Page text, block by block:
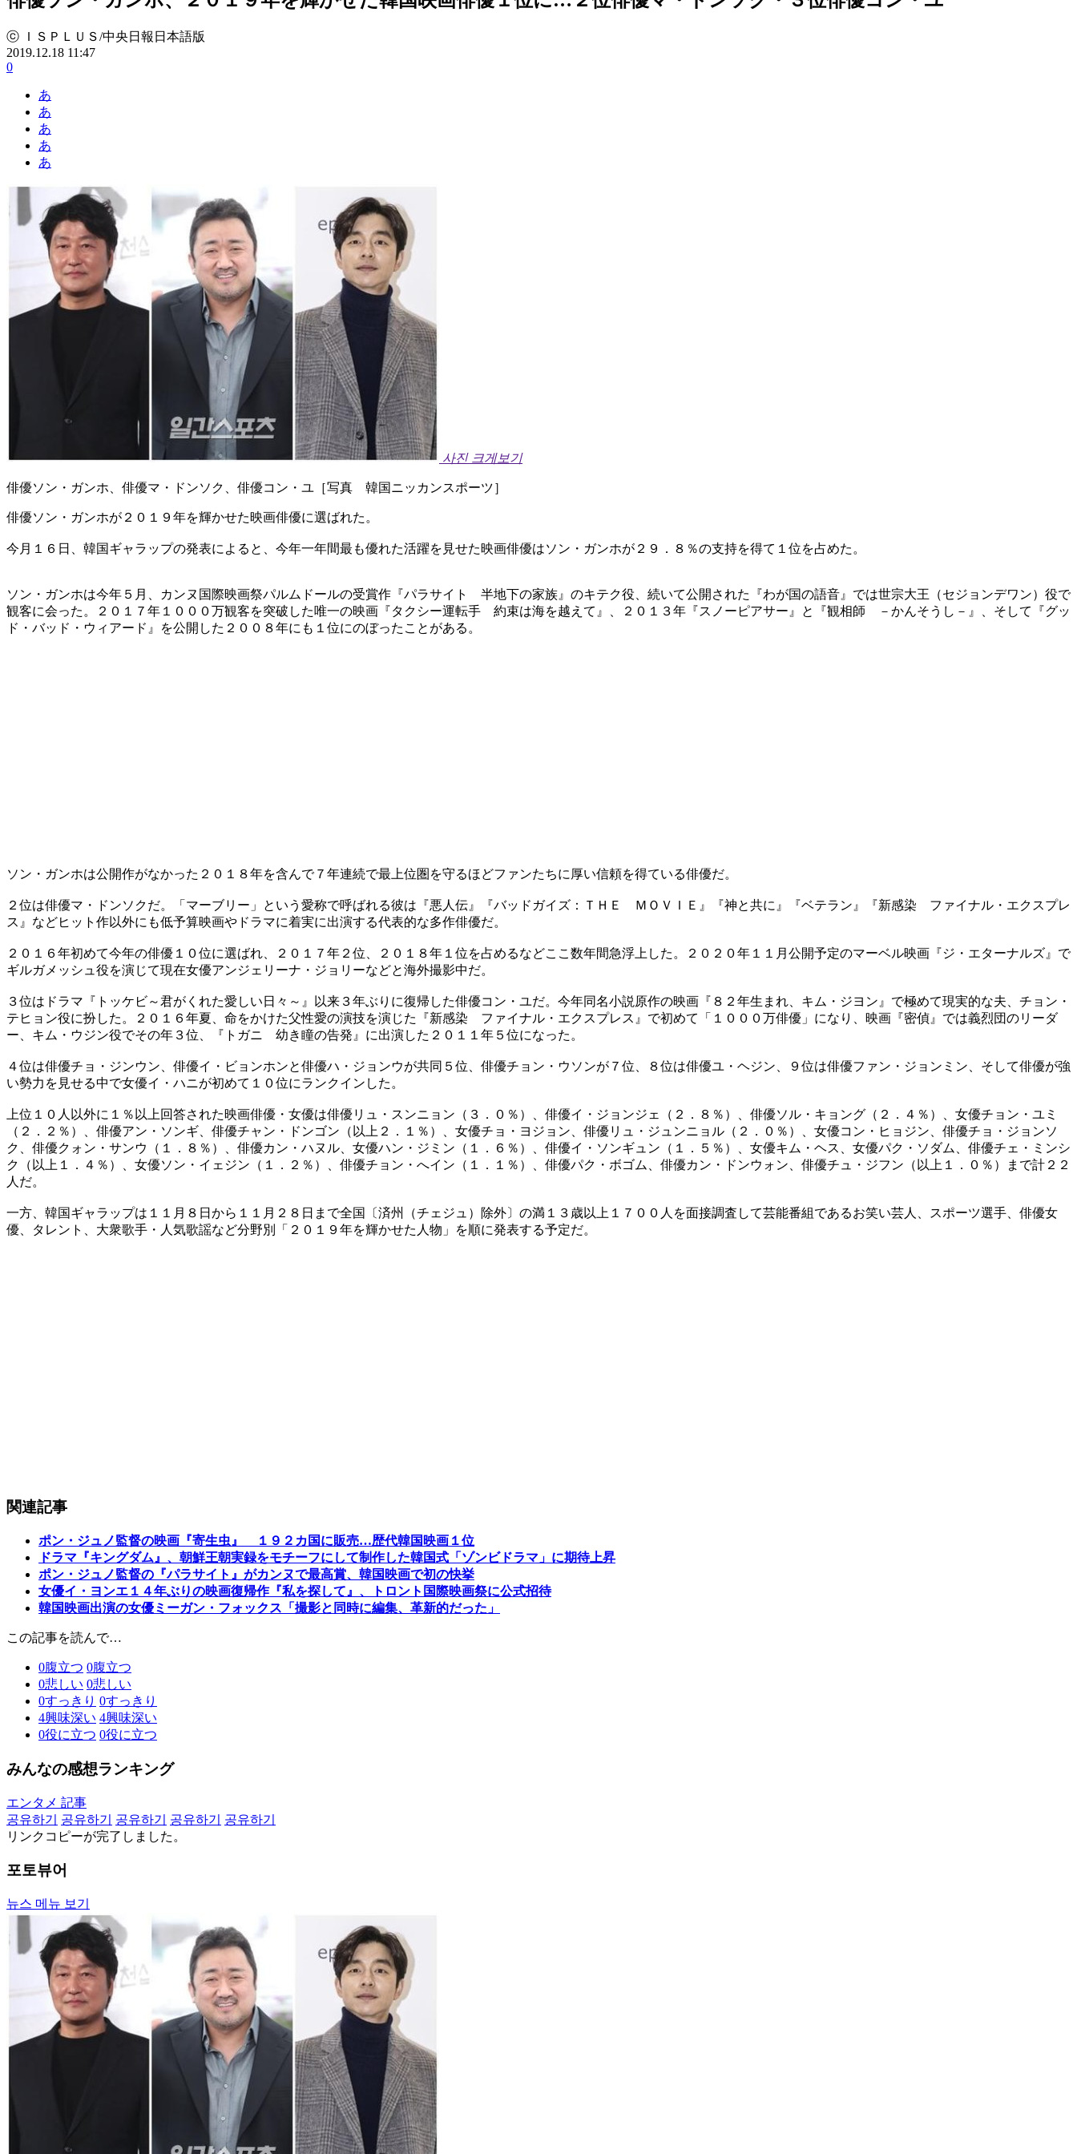
ⓒ ＩＳＰＬＵＳ/中央日報日本語版
2019.12.18 11:47
0
あ
あ
あ
あ
あ
사진 크게보기
俳優ソン・ガンホ、俳優マ・ドンソク、俳優コン・ユ［写真 韓国ニッカンスポーツ］
俳優ソン・ガンホが２０１９年を輝かせた映画俳優に選ばれた。
今月１６日、韓国ギャラップの発表によると、今年一年間最も優れた活躍を見せた映画俳優はソン・ガンホが２９．８％の支持を得て１位を占めた。
ソン・ガンホは今年５月、カンヌ国際映画祭パルムドールの受賞作『パラサイト 半地下の家族』のキテク役、続いて公開された『わが国の語音』では世宗大王（セジョンデワン）役で
観客に会った。２０１７年１０００万観客を突破した唯一の映画『タクシー運転手 約束は海を越えて』、２０１３年『スノーピアサー』と『観相師 －かんそうし－』、そして『グッ
ド・バッド・ウィアード』を公開した２００８年にも１位にのぼったことがある。
ソン・ガンホは公開作がなかった２０１８年を含んで７年連続で最上位圏を守るほどファンたちに厚い信頼を得ている俳優だ。
２位は俳優マ・ドンソクだ。「マーブリー」という愛称で呼ばれる彼は『悪人伝』『バッドガイズ：ＴＨＥ ＭＯＶＩＥ』『神と共に』『ベテラン』『新感染 ファイナル・エクスプレ
ス』などヒット作以外にも低予算映画やドラマに着実に出演する代表的な多作俳優だ。
２０１６年初めて今年の俳優１０位に選ばれ、２０１７年２位、２０１８年１位を占めるなどここ数年間急浮上した。２０２０年１１月公開予定のマーベル映画『ジ・エターナルズ』で
ギルガメッシュ役を演じて現在女優アンジェリーナ・ジョリーなどと海外撮影中だ。
３位はドラマ『トッケビ～君がくれた愛しい日々～』以来３年ぶりに復帰した俳優コン・ユだ。今年同名小説原作の映画『８２年生まれ、キム・ジヨン』で極めて現実的な夫、チョン・
テヒョン役に扮した。２０１６年夏、命をかけた父性愛の演技を演じた『新感染 ファイナル・エクスプレス』で初めて「１０００万俳優」になり、映画『密偵』では義烈団のリーダ
ー、キム・ウジン役でその年３位、『トガニ 幼き瞳の告発』に出演した２０１１年５位になった。
４位は俳優チョ・ジンウン、俳優イ・ビョンホンと俳優ハ・ジョンウが共同５位、俳優チョン・ウソンが７位、８位は俳優ユ・ヘジン、９位は俳優ファン・ジョンミン、そして俳優が強
い勢力を見せる中で女優イ・ハニが初めて１０位にランクインした。
上位１０人以外に１％以上回答された映画俳優・女優は俳優リュ・スンニョン（３．０％）、俳優イ・ジョンジェ（２．８％）、俳優ソル・キョング（２．４％）、女優チョン・ユミ
（２．２％）、俳優アン・ソンギ、俳優チャン・ドンゴン（以上２．１％）、女優チョ・ヨジョン、俳優リュ・ジュンニョル（２．０％）、女優コン・ヒョジン、俳優チョ・ジョンソ
ク、俳優クォン・サンウ（１．８％）、俳優カン・ハヌル、女優ハン・ジミン（１．６％）、俳優イ・ソンギュン（１．５％）、女優キム・ヘス、女優パク・ソダム、俳優チェ・ミンシ
ク（以上１．４％）、女優ソン・イェジン（１．２％）、俳優チョン・へイン（１．１％）、俳優パク・ボゴム、俳優カン・ドンウォン、俳優チュ・ジフン（以上１．０％）まで計２２
人だ。
一方、韓国ギャラップは１１月８日から１１月２８日まで全国〔済州（チェジュ）除外〕の満１３歳以上１７００人を面接調査して芸能番組であるお笑い芸人、スポーツ選手、俳優女
優、タレント、大衆歌手・人気歌謡など分野別「２０１９年を輝かせた人物」を順に発表する予定だ。
関連記事
ポン・ジュノ監督の映画『寄生虫』 １９２カ国に販売…歴代韓国映画１位
ドラマ『キングダム』、朝鮮王朝実録をモチーフにして制作した韓国式「ゾンビドラマ」に期待上昇
ポン・ジュノ監督の『パラサイト』がカンヌで最高賞、韓国映画で初の快挙
女優イ・ヨンエ１４年ぶりの映画復帰作『私を探して』、トロント国際映画祭に公式招待
韓国映画出演の女優ミーガン・フォックス「撮影と同時に編集、革新的だった」
この記事を読んで…
0腹立つ 0腹立つ
0悲しい 0悲しい
0すっきり 0すっきり
4興味深い 4興味深い
0役に立つ 0役に立つ
みんなの感想ランキング
エンタメ 記事
공유하기
공유하기 공유하기 공유하기
공유하기
リンクコピーが完了しました。
포토뷰어
뉴스 메뉴 보기